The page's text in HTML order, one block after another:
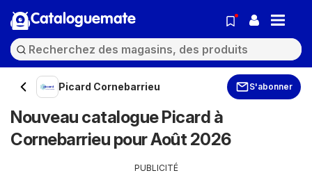
Cataloguemate
Picard Cornebarrieu S'abonner
Nouveau catalogue Picard à
Cornebarrieu pour Août 2026
PUBLICITÉ